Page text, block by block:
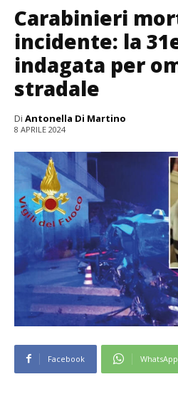
Carabinieri
incidente: la
indagata per
stradale
Di Antonella Di Martino
8 APRILE 2024
Facebook WhatsApp